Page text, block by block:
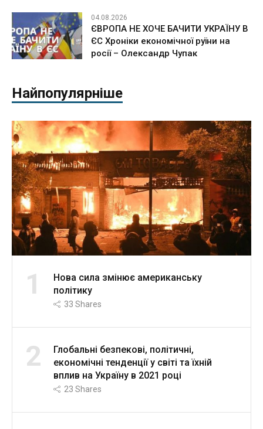
04.08.2026
ЄВРОПА НЕ ХОЧЕ БАЧИТИ УКРАЇНУ В
ЄС Хроніки економічної руїни на
росії – Олександр Чупак
Найпопулярніше
1
Нова сила змінює американську
політику
33 Shares
2
Глобальні безпекові, політичні,
економічні тенденції у світі та їхній
вплив на Україну в 2021 році
23 Shares